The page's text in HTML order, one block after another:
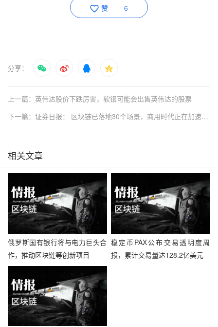
赞 6
分享：
上一篇：英伟达股价下跌厉害，软银可能会出售英伟达的股票
下一篇：证券日报： 区块链已落地30个场景，商用时代正在加速来临
相关文章
俄罗斯国有银行将与电力巨头合
作，推动区块链等创新项目
稳定币PAX公布交易透明度周
报，累计交易量达128.2亿美元